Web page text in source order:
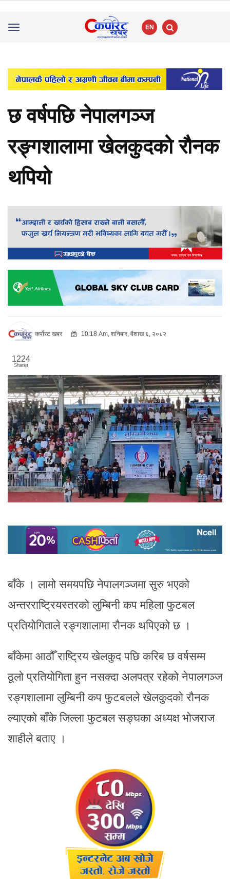
Toggle
EN
छ वर्षपछि नेपालगञ्ज
रङ्गशालामा खेलकुदको रौनक
थपियो
कर्पोरट खबर 10:18 Am, शनिबार, वैशाख ६, २०८२
1224
Shares
बाँके । लामो समयपछि नेपालगञ्जमा सुरु भएको
अन्तरराष्ट्रियस्तरको लुम्बिनी कप महिला फुटबल
प्रतियोगिताले रङ्गशालामा रौनक थपिएको छ ।
बाँकेमा आठौँ राष्ट्रिय खेलकुद पछि करिब छ वर्षसम्म
ठूलो प्रतियोगिता हुन नसक्दा अलपत्र रहेको नेपालगञ्ज
रङ्गशालामा लुम्बिनी कप फुटबलले खेलकुदको रौनक
ल्याएको बाँके जिल्ला फुटबल सङ्घका अध्यक्ष भोजराज
शाहीले बताए ।